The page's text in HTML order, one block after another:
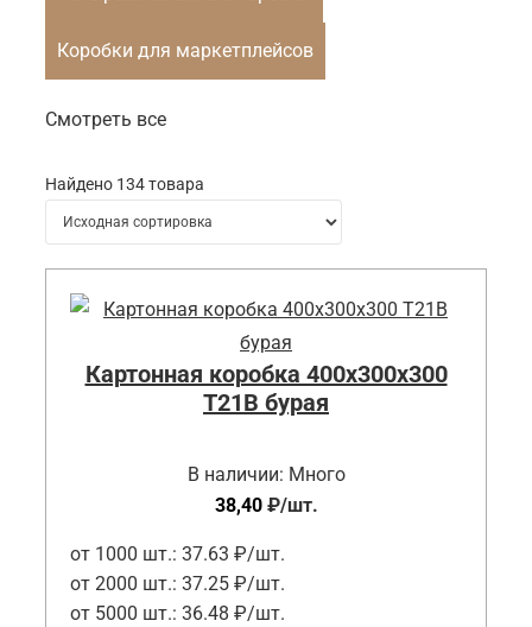
Коробки для маркетплейсов
Смотреть все
Найдено 134 товара
Картонная коробка 400x300x300
Т21B бурая
В наличии: Много
38,40 ₽/шт.
от 1000 шт.: 37.63 ₽/шт.
от 2000 шт.: 37.25 ₽/шт.
от 5000 шт.: 36.48 ₽/шт.